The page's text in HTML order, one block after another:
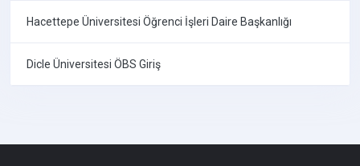
Hacettepe Üniversitesi Öğrenci İşleri Daire Başkanlığı
Dicle Üniversitesi ÖBS Giriş